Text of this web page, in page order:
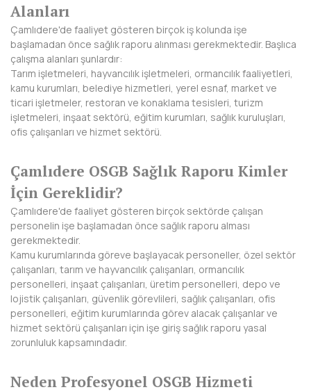
KÜTAHYA
MALATYA
MANİSA
MARDİN
MUĞLA
MUŞ
NEVŞEHİR
NİĞDE
ORDU
OSMANİYE
SAKARYA
Alanları
Çamlıdere'de faaliyet gösteren birçok iş kolunda işe
başlamadan önce sağlık raporu alınması gerekmektedir. Başlıca
çalışma alanları şunlardır:
Tarım işletmeleri, hayvancılık işletmeleri, ormancılık faaliyetleri,
kamu kurumları, belediye hizmetleri, yerel esnaf, market ve
ticari işletmeler, restoran ve konaklama tesisleri, turizm
işletmeleri, inşaat sektörü, eğitim kurumları, sağlık kuruluşları,
ofis çalışanları ve hizmet sektörü.
Çamlıdere OSGB Sağlık Raporu Kimler
İçin Gereklidir?
Çamlıdere'de faaliyet gösteren birçok sektörde çalışan
personelin işe başlamadan önce sağlık raporu alması
gerekmektedir.
Kamu kurumlarında göreve başlayacak personeller, özel sektör
çalışanları, tarım ve hayvancılık çalışanları, ormancılık
personelleri, inşaat çalışanları, üretim personelleri, depo ve
lojistik çalışanları, güvenlik görevlileri, sağlık çalışanları, ofis
personelleri, eğitim kurumlarında görev alacak çalışanlar ve
hizmet sektörü çalışanları için işe giriş sağlık raporu yasal
zorunluluk kapsamındadır.
Neden Profesyonel OSGB Hizmeti